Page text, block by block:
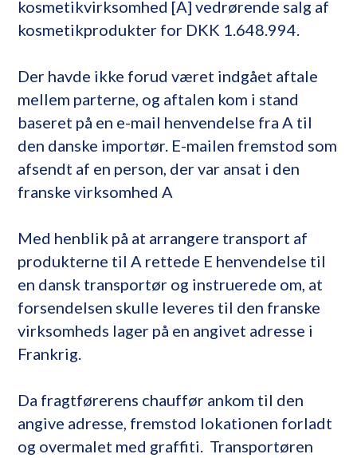
kosmetikvirksomhed [A] vedrørende salg af
kosmetikprodukter for DKK 1.648.994.
Der havde ikke forud været indgået aftale
mellem parterne, og aftalen kom i stand
baseret på en e-mail henvendelse fra A til
den danske importør. E-mailen fremstod som
afsendt af en person, der var ansat i den
franske virksomhed A
Med henblik på at arrangere transport af
produkterne til A rettede E henvendelse til
en dansk transportør og instruerede om, at
forsendelsen skulle leveres til den franske
virksomheds lager på en angivet adresse i
Frankrig.
Da fragtførerens chauffør ankom til den
angive adresse, fremstod lokationen forladt
og overmalet med graffiti. Transportøren